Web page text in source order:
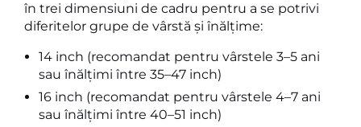
în trei dimensiuni de cadru pentru a se potrivi
diferitelor grupe de vârstă și înălțime:
14 inch (recomandat pentru vârstele 3–5 ani
sau înălțimi între 35–47 inch)
16 inch (recomandat pentru vârstele 4–7 ani
sau înălțimi între 40–51 inch)